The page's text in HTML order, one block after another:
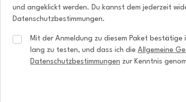
und angeklickt werden. Du kannst dem jederzeit
Datenschutzbestimmungen.
Mit der Anmeldung zu diesem Paket bestätige
lang zu testen, und dass ich die Allgemeine
Datenschutzbestimmungen zur Kenntnis